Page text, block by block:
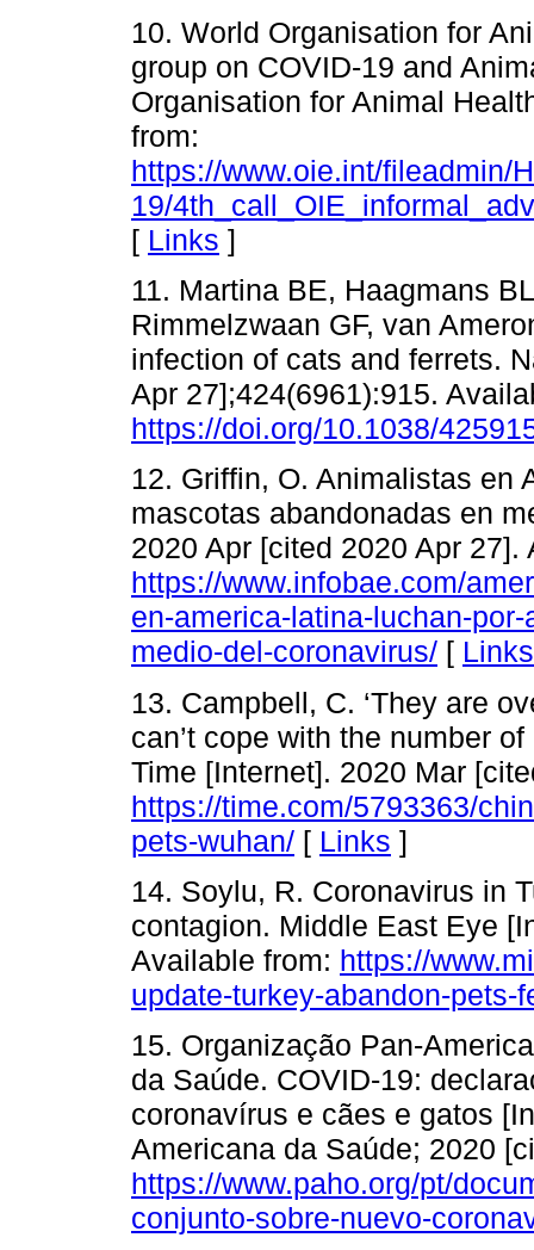
10. World Organisation for
group on COVID-19 and
Organisation for Animal
from:
https://www.oie.int/fileadmin/
19/
[ Links ]
11. Martina BE, Haagmans
Rimmelzwaan GF, van
infection of cats and ferrets.
Apr 27];424(6961):915.
https://doi.org/10.1038/
12. Griffin, O. Animalistas en
mascotas abandonadas en
2020 Apr [cited 2020 Apr 27].
https://www.infobae.com/
en-america-latina-luchan-
medio-del-coronavirus/ [ Links
13. Campbell, C. ‘They are
can’t cope with the number
Time [Internet]. 2020 Mar
https://time.com/5793363/
pets-wuhan/ [ Links ]
14. Soylu, R. Coronavirus in
contagion. Middle East Eye
Available from: https://
update-turkey-abandon-pets-
15. Organização Pan-
da Saúde. COVID-19:
coronavírus e cães e gatos
Americana da Saúde; 2020
https://www.paho.org/pt/
conjunto-sobre-nuevo-